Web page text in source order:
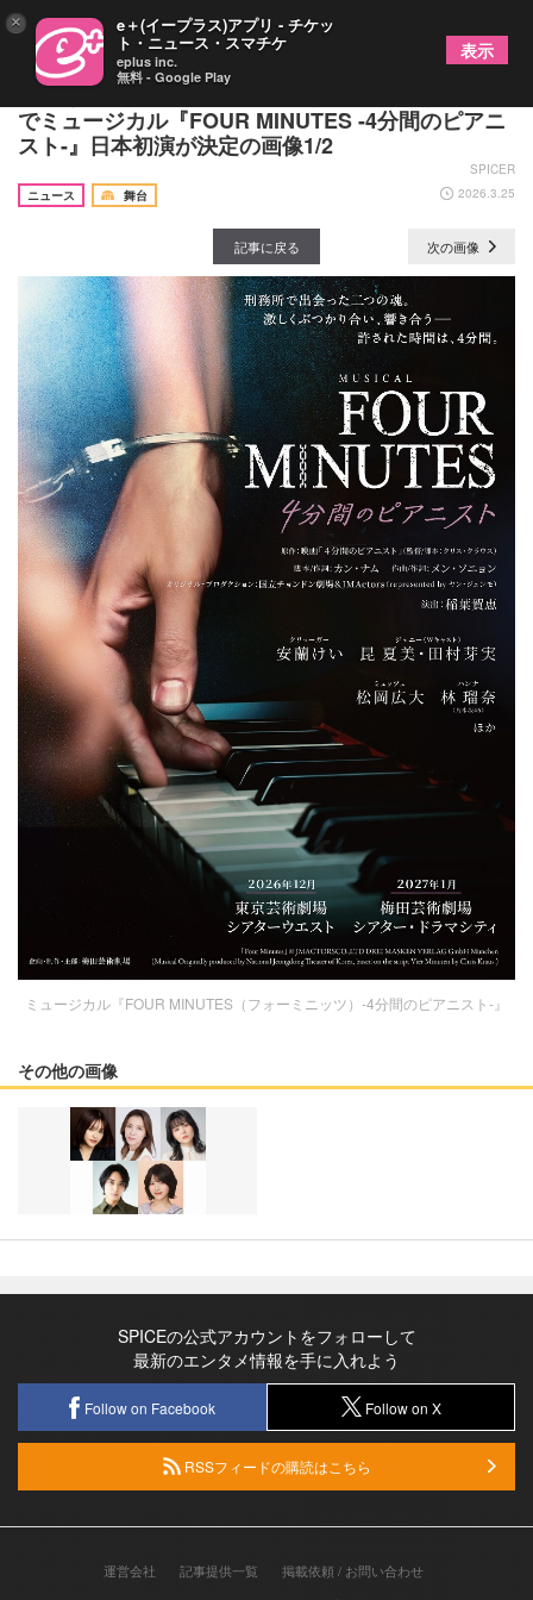
安蘭けい、昆夏美・田村芽実（Wキャスト）ら出演
でミュージカル『FOUR MINUTES -4分間のピアニ
スト-』日本初演が決定の画像1/2
SPICER
ニュース
舞台 2026.3.25
記事に戻る 次の画像
ミュージカル『FOUR MINUTES（フォーミニッツ）-4分間のピアニスト-』
その他の画像
SPICEの公式アカウントをフォローして
最新のエンタメ情報を手に入れよう
Follow on Facebook Follow on X
RSSフィードの購読はこちら
運営会社 記事提供一覧
掲載依頼 / お問い合わせ
× e＋(イープラス)アプリ - チケッ
ト・ニュース・スマチケ
eplus inc.
無料 - Google Play
表示